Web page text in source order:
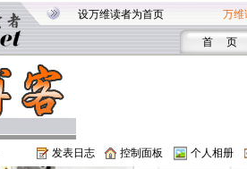
设万维读者为首页 万维
首 页
发表日志 控制面板 个人相册